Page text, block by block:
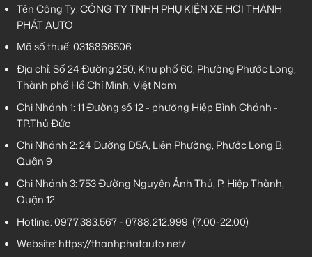
Tên Công Ty: CÔNG TY TNHH PHỤ KIỆN XE HƠI THÀNH
PHÁT AUTO
Mã số thuế: 0318866506
Địa chỉ: Số 24 Đường 250, Khu phố 60, Phường Phước Long,
Thành phố Hồ Chí Minh, Việt Nam
Chi Nhánh 1:11 Đường số 12 - phường Hiệp Bình Chánh -
TP.Thủ Đức
Chi Nhánh 2:24 Đường D5A, Liên Phường, Phước Long B,
Quận 9
Chi Nhánh 3:753 Đường Nguyễn Ảnh Thủ, P. Hiệp Thành,
Quận 12
Hotline:0977.383.567-0788.212.999 (7:00-22:00)
Website: https://thanhphatauto.net/